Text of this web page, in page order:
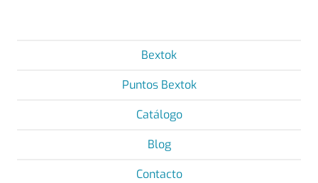
Bextok
Puntos Bextok
Catálogo
Blog
Contacto